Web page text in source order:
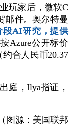
玩家后，微软C
邮件。奥尔特曼
段AI研究，提供
Azure公开标价
合人民币20.37
图源：美国联邦